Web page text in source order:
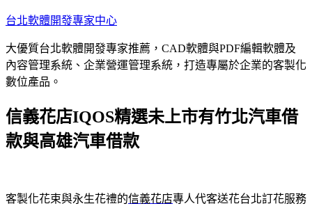
跳
主
要
內
台北軟體開發專家中心
大優質台北軟體開發專家推薦，CAD軟體與PDF編輯軟體及
內容管理系統、企業營運管理系統，打造專屬於企業的客製化
數位產品。
信義花店IQOS精選未上市有竹北汽車借
款與高雄汽車借款
客製化花束與永生花禮的信義花店專人代客送花台北訂花服務